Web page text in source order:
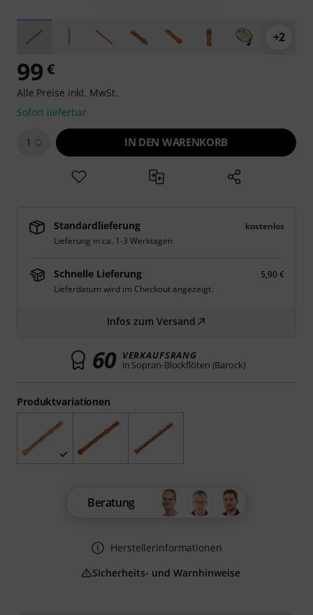
+2
Produktvariationen
99 €
Alle Preise inkl. MwSt.
Sofort lieferbar
1 IN DEN WARENKORB
Standardlieferung
kostenlos
Lieferung in ca. 1-3 Werktagen
Schnelle Lieferung
5,90 €
Lieferdatum wird im Checkout angezeigt.
Infos zum Versand
60 VERKAUFSRANG
in Sopran-Blockflöten (Barock)
Beratung
Herstellerinformationen
Sicherheits- und Warnhinweise